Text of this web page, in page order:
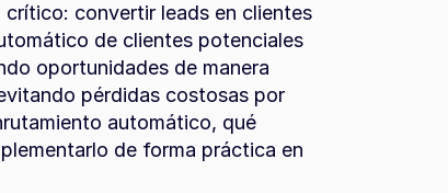
convertir leads en clientes
de clientes potenciales
oportunidades de manera
pérdidas costosas por
automático, qué
de forma práctica en